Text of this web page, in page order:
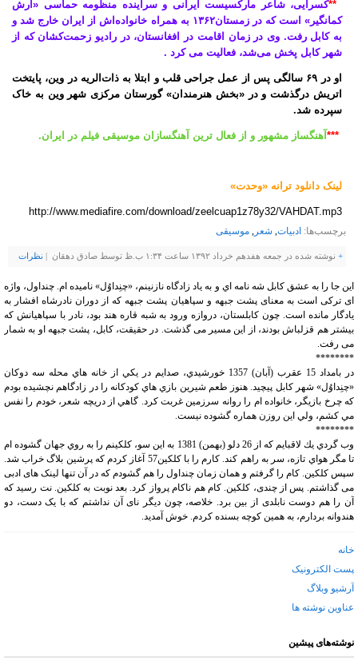
**کسرایی، شاعر مارکسیست ایرانی و سراینده منظومه حماسی «آرش
کمانگیر» است که در زمستان۱۳۶۲ به همراه خانواده‌اش از ایران خارج شد و
به کابل رفت. وی در زمان اقامت در افغانستان، در رادیو زحمت‌کشان که از
شهر کابل پخش می‌شد، فعالیت می کرد .
او در ۶۹ سالگی پس از عمل جراحی قلب و ابتلا به ذات‌الریه در وین، پایتخت
اتریش درگذشت و در «بخش هنرمندان» گورستان مرکزی شهر وین به خاک
سپرده شد.
*** آهنگساز مشهور و از فعال ترین آهنگسازان موسیقی فیلم در ایران.
لینک دانلود ترانه «وحدت»
http://www.mediafire.com/download/zeelcuap1z78y32/VAHDAT.mp3
برچسب‌ها: ادبیات, شعر , موسیقی
+ نوشته شده در جمعه هفدهم خرداد ۱۳۹۲ ساعت ۱:۳۴ ب.ظ توسط صادق دهقان | نظرات
اين جا را به عشق كابل شه نامه اي و به ياد زادگاه نازنینم، «چنِداوُل» ناميده ام. چنداول، واژه
ای ترکی است به معنای پشت جبهه و سپاهیان پشت جبهه که از دوران نادرشاه افشار به
یادگار مانده است. چون کابلستان، دروازه ورود به شبه قاره هند بود، نادر با سپاهیانش که
بیشتر هم قزلباش بودند، از این مسیر می گذشت. در حقیقت، کابل، پشت جبهه او به شمار
می رفت.
********
در بامداد 15 عقرب (آبان) 1357 خورشيدي، صدايم در يكي از خانه هاي محله سه دوكان
«چنِداوُل» شهر كابل پيچيد. هنوز طعم شيرين بازي هاي كودكانه را در زادگاهم نچشيده بودم
كه چرخ بازيگر، خانواده ام را روانه سرزمين غربت كرد. گاهي از دريچه شعر، خودم را نفس
مي كشم، ولي اين روزن هماره گشوده نيست.
********
وب گردي يك لاقبايم كه از 26 دلو (بهمن) 1381 به اين سو، كلكينم را به روي جهان گشوده ام
تا مگر هواي تازه، سر به راهم كند. کارم را با کلکین57 آغاز کردم که پرشین بلاگ خراب شد.
سپس کلکین. کام را گرفتم و همان زمان چنداول را هم گشودم که در آن تنها لینک های ادبی
می گذاشتم. پس از چندی، کلکین. کام هم ناکام پرواز کرد. بعد نوبت به کلکین. نت رسید که
آن را هم دوست نابلدی از بین برد. خلاصه، چون دیگر نای آن نداشتم که با یک دست، دو
هندوانه بردارم، به همین کوچه بسنده کردم. خوش آمدید.
خانه
پست الکترونیک
آرشیو وبلاگ
عناوین نوشته ها
نوشته‌های پیشین